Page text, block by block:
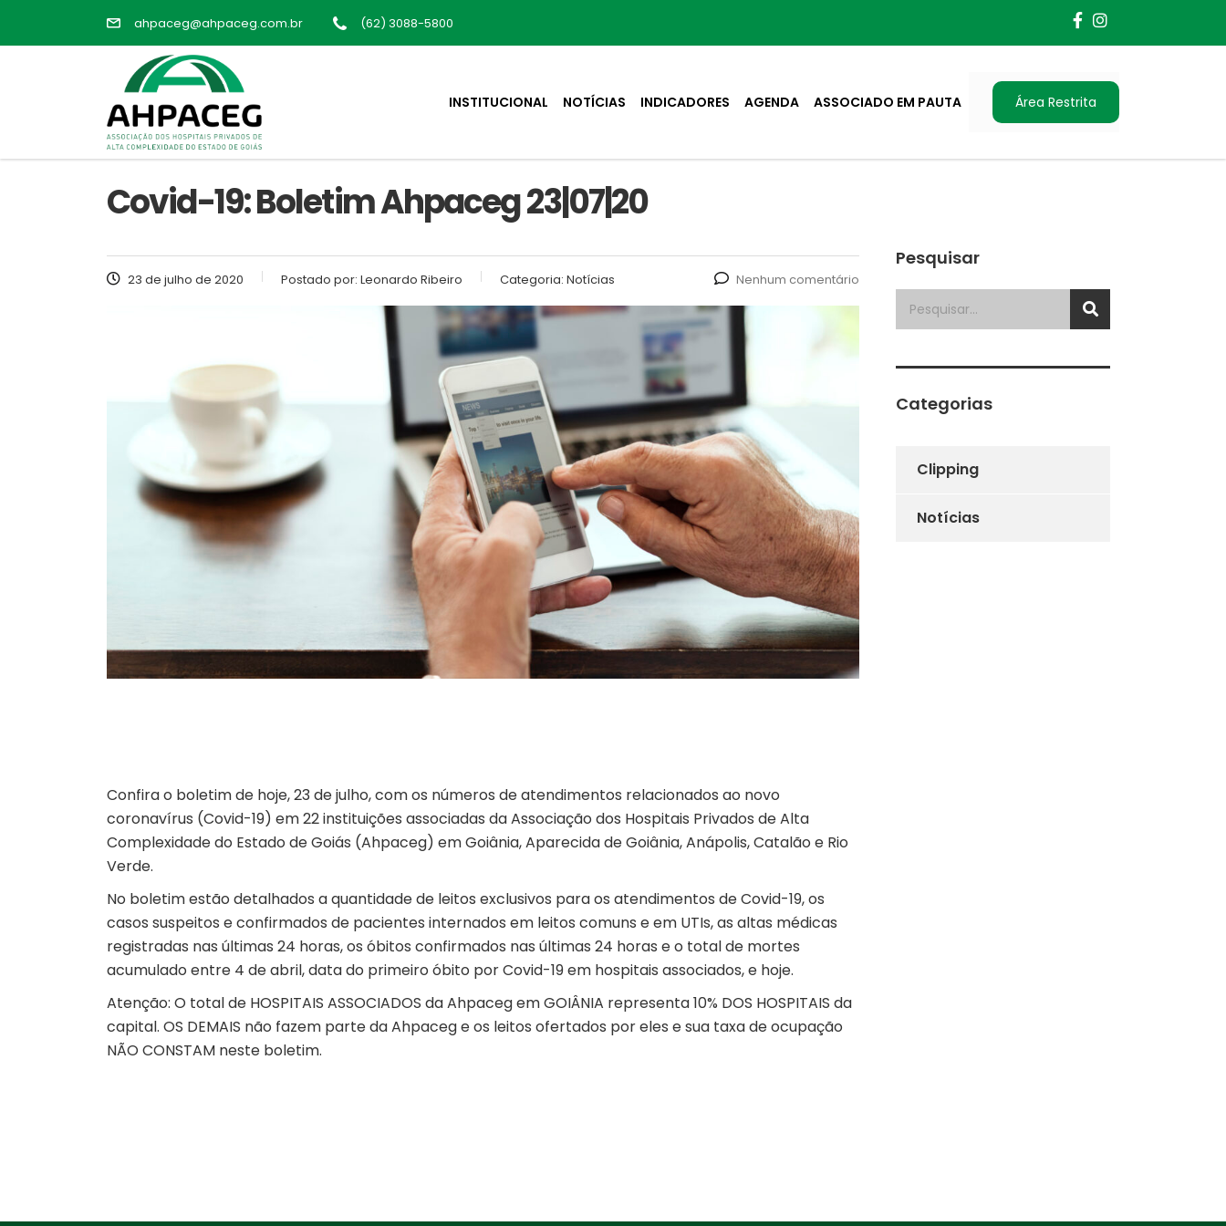
ahpaceg@ahpaceg.com.br (62) 3088-5800
INSTITUCIONAL NOTÍCIAS INDICADORES AGENDA ASSOCIADO EM PAUTA Área Restrita
Covid-19: Boletim Ahpaceg 23|07|20
23 de julho de 2020 Postado por: Leonardo Ribeiro Categoria: Notícias Nenhum comentário
Confira o boletim de hoje, 23 de julho, com os números de atendimentos relacionados ao novo
coronavírus (Covid-19) em 22 instituições associadas da Associação dos Hospitais Privados de Alta
Complexidade do Estado de Goiás (Ahpaceg) em Goiânia, Aparecida de Goiânia, Anápolis, Catalão e Rio
Verde.
No boletim estão detalhados a quantidade de leitos exclusivos para os atendimentos de Covid-19, os
casos suspeitos e confirmados de pacientes internados em leitos comuns e em UTIs, as altas médicas
registradas nas últimas 24 horas, os óbitos confirmados nas últimas 24 horas e o total de mortes
acumulado entre 4 de abril, data do primeiro óbito por Covid-19 em hospitais associados, e hoje.
Atenção: O total de HOSPITAIS ASSOCIADOS da Ahpaceg em GOIÂNIA representa 10% DOS HOSPITAIS da
capital. OS DEMAIS não fazem parte da Ahpaceg e os leitos ofertados por eles e sua taxa de ocupação
NÃO CONSTAM neste boletim.
Pesquisar
Categorias
Clipping
Notícias